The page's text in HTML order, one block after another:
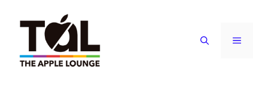
contenuto
MENU